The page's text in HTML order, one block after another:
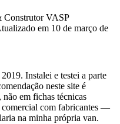
Construtor VASP
em 10 de março de
Instalei e testei a parte
neste site é
não em fichas técnicas
com fabricantes —
na minha própria van.